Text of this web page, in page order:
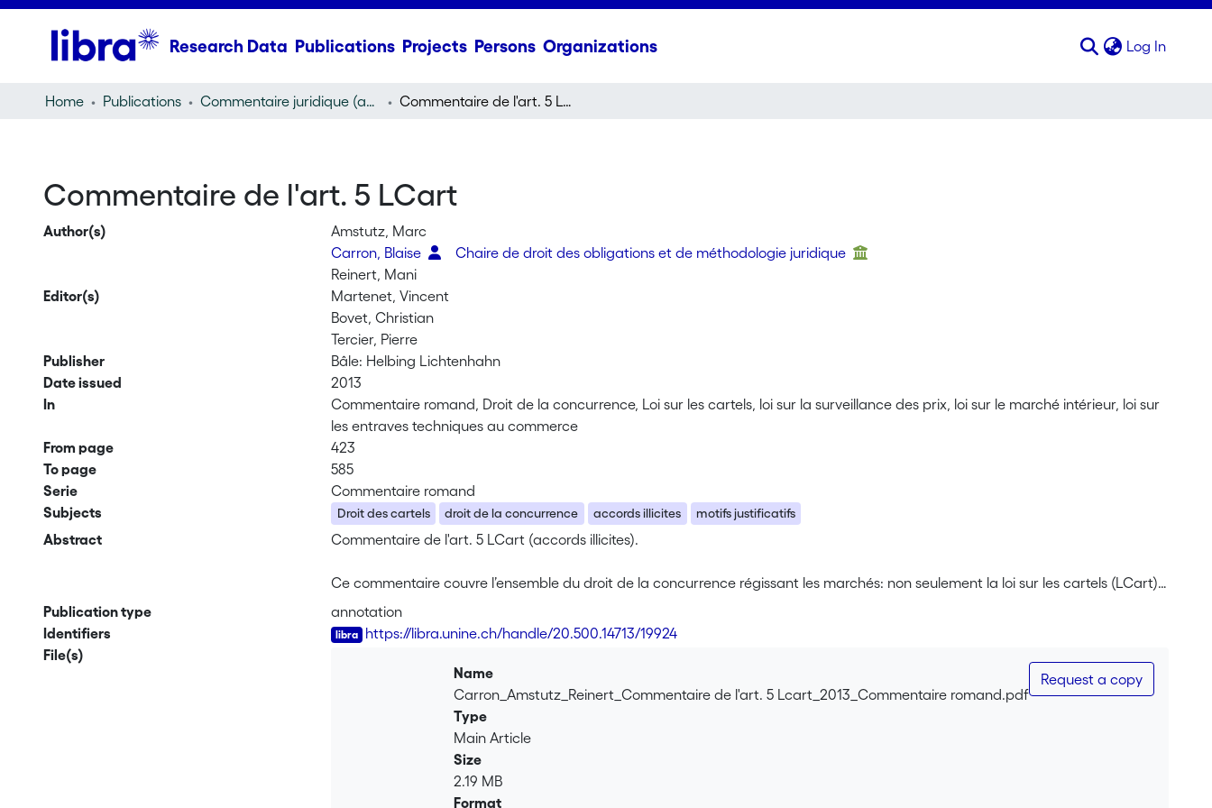
Research Data Publications Projects Persons Organizations Log In
Home Publications Commentaire juridique (annotation) Commentaire de l'art. 5 LCart
Commentaire de l'art. 5 LCart
Author(s)
Amstutz, Marc
Carron, Blaise
Chaire de droit des obligations et de méthodologie juridique
Reinert, Mani
Editor(s)
Martenet, Vincent
Bovet, Christian
Tercier, Pierre
Publisher
Bâle: Helbing Lichtenhahn
Date issued
2013
In
Commentaire romand, Droit de la concurrence, Loi sur les cartels, loi sur la surveillance des prix, loi sur le marché intérieur, loi sur
les entraves techniques au commerce
From page
423
To page
585
Serie
Commentaire romand
Subjects
Droit des cartels droit de la concurrence accords illicites motifs justificatifs
Abstract Commentaire de l'art. 5 LCart (accords illicites).
Ce commentaire couvre l’ensemble du droit de la concurrence régissant les marchés: non seulement la loi sur les cartels (LCart),
mais également celles sur la surveillance des prix (LSPr), sur le marché intérieur (LMI) et sur les entraves techniques au
commerce (LETC). Cette nouvelle édition présente une mise à jour complète de l’ouvrage avec, en particulier, l'intégration des
révisions législatives en matière de cartels (procédure et sanctions), de marché intérieur (règles matérielles et rôle de la
Commission de la concurrence) et d'entraves techniques au commerce (Cassis de Dijon unilatéral), ainsi que de la pratique et de
la jurisprudence les plus récentes.
Publication type
annotation
Identifiers
https://libra.unine.ch/handle/20.500.14713/19924
File(s)
Request a copy
Name
Carron_Amstutz_Reinert_Commentaire de l'art. 5 Lcart_2013_Commentaire romand.pdf
Type
Main Article
Size
2.19 MB
Format